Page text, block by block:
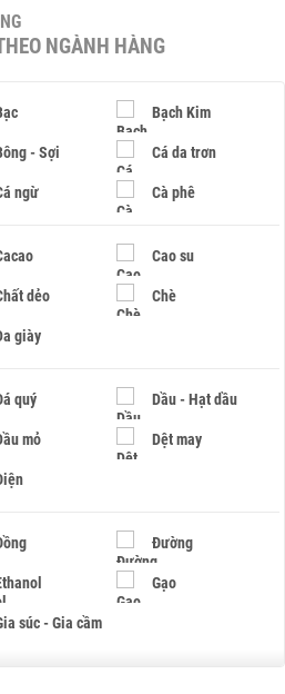
NGÀNH HÀNG
Bạch Kim
- Sợi Cá da trơn
ngừ Cà phê
Cao su
dẻo Chè
giày
quý Dầu - Hạt dầu
mỏ Dệt may
Đường
Gạo
súc - Gia cầm